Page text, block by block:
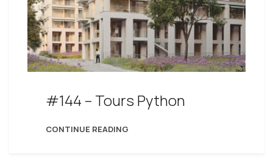
#144 – Tours Python
CONTINUE READING